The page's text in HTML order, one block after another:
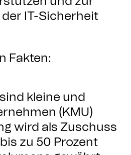
IT-Sicherheit
Fakten:
kleine und
(KMU)
wird als Zuschuss
zu 50 Prozent